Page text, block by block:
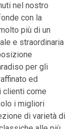
nel nostro
con la
più di un
e straordinaria
per gli
ed
clienti come
i migliori
di varietà di